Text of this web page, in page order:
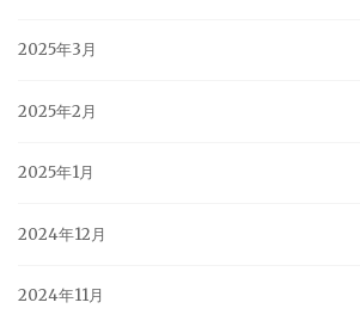
2025年3月
2025年2月
2025年1月
2024年12月
2024年11月